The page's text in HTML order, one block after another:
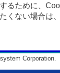
るために、
くない場合は
Corporation.